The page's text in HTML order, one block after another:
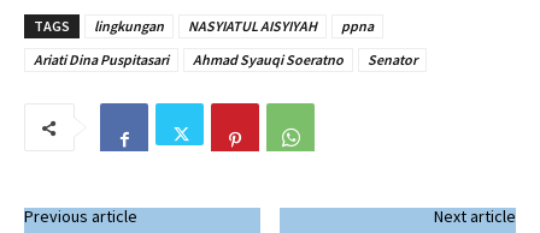
TAGS lingkungan NASYIATUL AISYIYAH
ppna
Ariati Dina Puspitasari
Ahmad Syauqi Soeratno Senator
Previous article Next article